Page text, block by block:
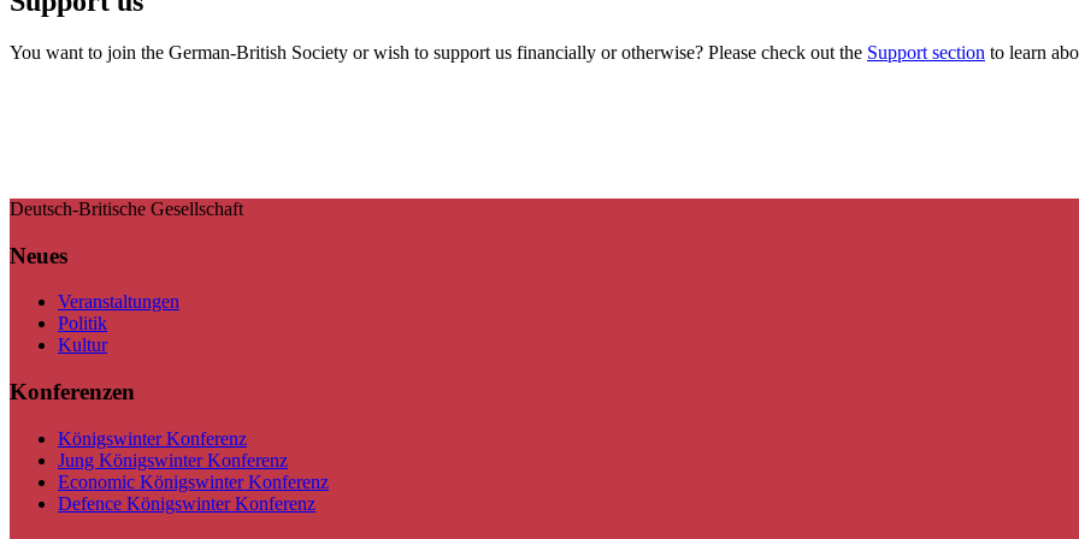
You want to join the German-British Society or wish to support us financially or otherwise? Please check out the Support section to learn
Deutsch-Britische Gesellschaft
Neues
Veranstaltungen
Politik
Kultur
Konferenzen
Königswinter Konferenz
Jung Königswinter Konferenz
Economic Königswinter Konferenz
Defence Königswinter Konferenz